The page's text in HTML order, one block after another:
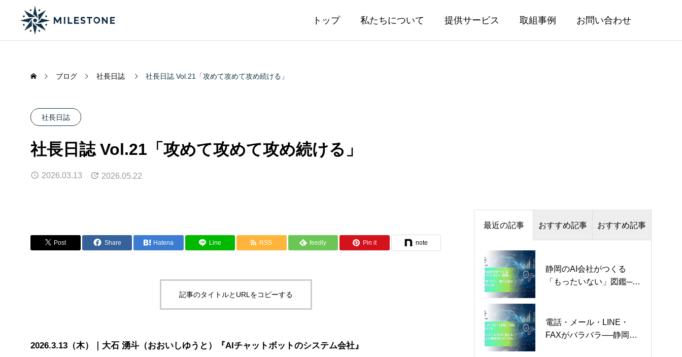
トップ 私たちについて 提供サービス 取組事例 お問い合わせ
ブログ 社長日誌 社長日誌 Vol.21「攻めて攻めて攻め続ける」
社長日誌
社長日誌 Vol.21「攻めて攻めて攻め続ける」
2026.03.13 2026.05.22
Post Share Hatena Line RSS feedly Pin it note
記事のタイトルとURLをコピーする
2026.3.13（木）｜大石 湧斗（おおいしゆうと）『AIチャットボットのシステム会社』
最近の記事 おすすめ記事 おすすめ記事
静岡のAI会社がつくる
「もったいない」図鑑──
年版】
電話・メール・LINE・
FAXがバラバラ──静岡の
静岡県のシステム会社の
選び方｜失敗しない依頼
静岡県のシステム会社の
選び方｜失敗しない依頼